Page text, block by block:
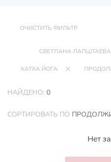
ОЧИСТИТЬ ФИЛЬТР
СВЕТЛАНА ЛАПШТАЕВА
ХАТХА ЙОГА
НАЙДЕНО: 0
СОРТИРОВАТЬ ПО
Нет